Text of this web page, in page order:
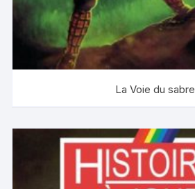
La Voie du sabre